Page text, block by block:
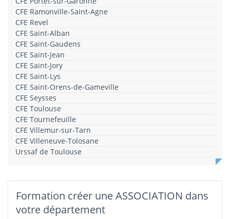
CFE Ramonville-Saint-Agne
CFE Revel
CFE Saint-Alban
CFE Saint-Gaudens
CFE Saint-Jean
CFE Saint-Jory
CFE Saint-Lys
CFE Saint-Orens-de-Gameville
CFE Seysses
CFE Toulouse
CFE Tournefeuille
CFE Villemur-sur-Tarn
CFE Villeneuve-Tolosane
Urssaf de Toulouse
Formation créer une ASSOCIATION dans
votre département